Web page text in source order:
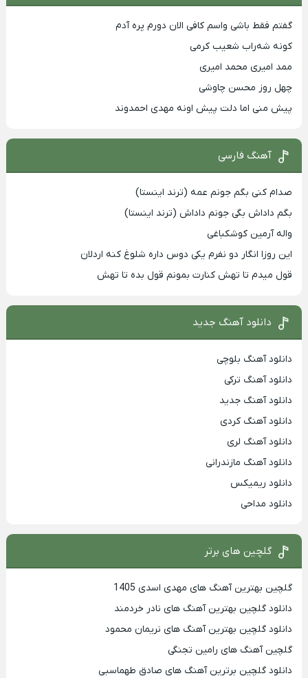
گفتم فقط باشی واسم کافی الان دورم پره آدم
کونه شه‌راب شعیب کرمی
ممد امیری محمد امیری
چهل روز محسن چاوشی
پیش منی اما دلت پیش اونه مهدی احمدوند
آهنگ فارسی
صدام کنی بگم جونم عمه (ترند اینستا)
بگم داداش بگی جونم داداش (ترند اینستا)
واله آرمین کوشکباغی
این روزا انگار دو نفرم یکی دوس داره شلوغ کنه اردلان
قول میدم تا تهش کنارت بمونم قول بده تا تهش
دانلود آهنگ جدید
دانلود آهنگ بلوچی
دانلود آهنگ ترکی
دانلود آهنگ جدید
دانلود آهنگ کردی
دانلود آهنگ لری
دانلود آهنگ مازندرانی
دانلود ریمیکس
دانلود مداحی
گلچین های برتر
گلچین بهترین آهنگ های مهدی اسدی 1405
دانلود گلچین بهترین آهنگ های نادر خردمند
دانلود گلچین بهترین آهنگ های نریمان محمود
گلچین آهنگ های رامین تجنگی
دانلود گلچین برترین آهنگ های صادق طهماسبی